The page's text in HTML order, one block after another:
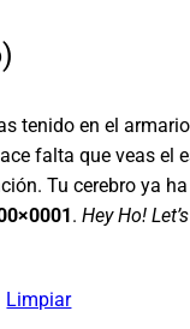
tenido en el
falta que veas el
Tu cerebro ya
.Hey Ho!
Limpiar